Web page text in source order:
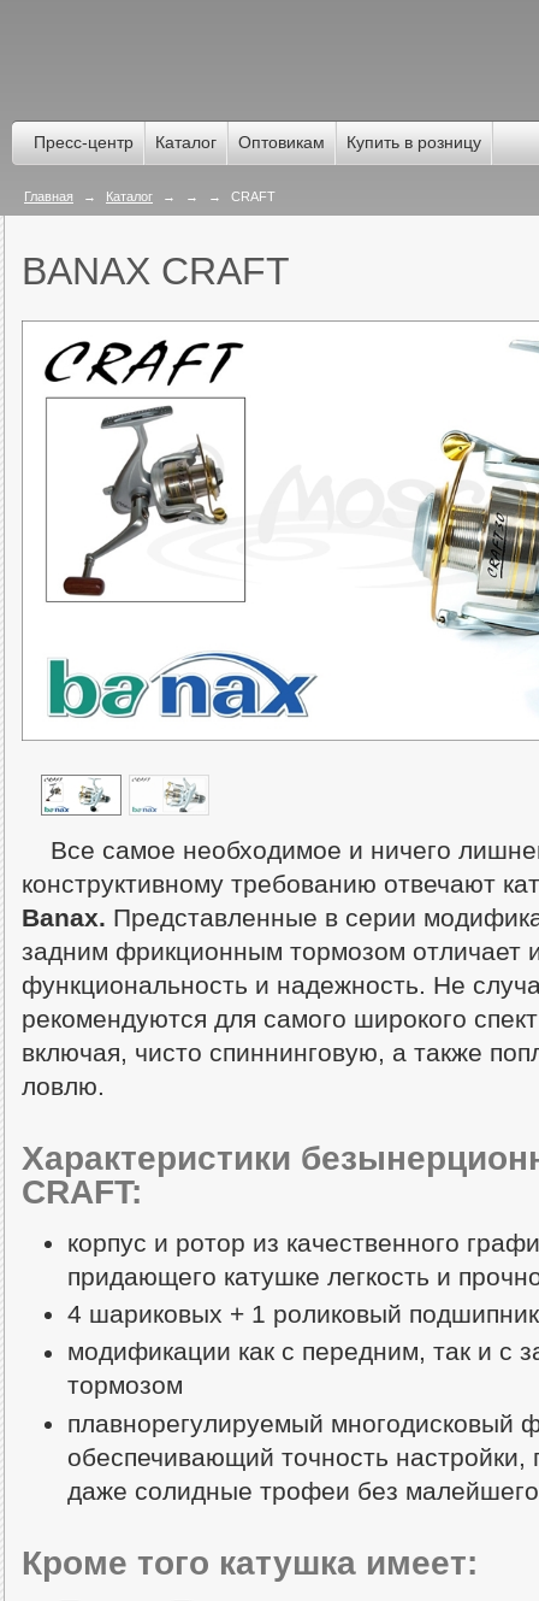
Пресс-центр Каталог Оптовикам Купить в розницу
Главная → Каталог → → → CRAFT
BANAX CRAFT
Все самое необходимое и ничего
конструктивному требованию отвечают
Banax. Представленные в серии
задним фрикционным тормозом отличает
функциональность и надежность. Не
рекомендуются для самого широкого
включая, чисто спиннинговую, а также
ловлю.
Характеристики
CRAFT:
корпус и ротор из качественного
придающего катушке легкость и
4 шариковых + 1 роликовый подшипник
модификации как с передним, так и с
тормозом
плавнорегулируемый многодисковый
обеспечивающий точность
даже солидные трофеи без
Кроме того катушка имеет: